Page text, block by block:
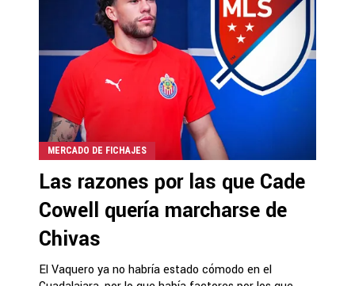
MERCADO DE FICHAJES
Las razones por las que Cade
Cowell quería marcharse de
Chivas
El Vaquero ya no habría estado cómodo en el